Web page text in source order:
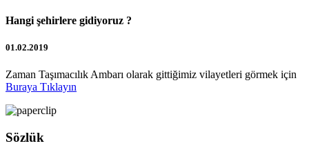
Hangi şehirlere gidiyoruz ?
01.02.2019
Zaman Taşımacılık Ambarı olarak gittiğimiz vilayetleri görmek için
Buraya Tıklayın
Sözlük